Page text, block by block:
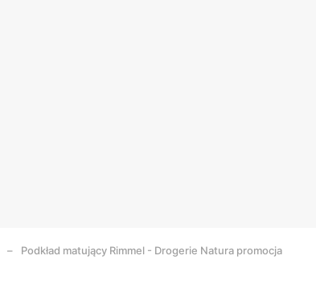
Podkład matujący Rimmel - Drogerie Natura promocja